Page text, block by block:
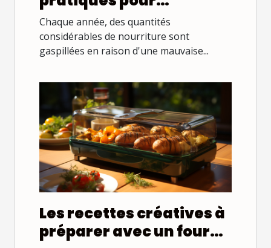
conserver les aliments
plus longtemps
Chaque année, des quantités
considérables de nourriture sont
gaspillées en raison d'une mauvaise...
Les recettes créatives à
préparer avec un four